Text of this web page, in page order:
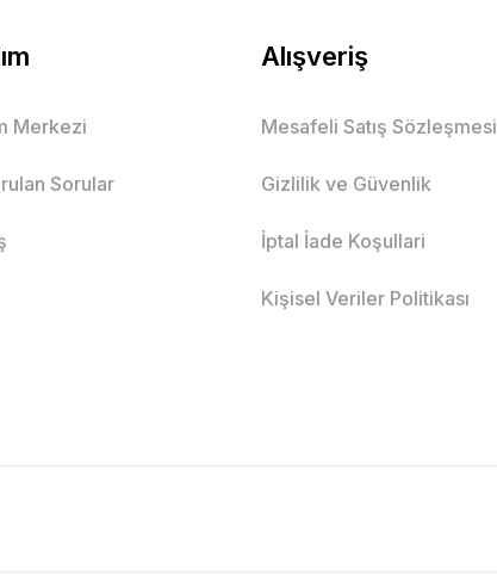
Merkezi
Sorular
Alışveriş
Mesafeli Satış Sözleşmesi
Gizlilik ve Güvenlik
İptal İade Koşullari
Kişisel Veriler Politikası